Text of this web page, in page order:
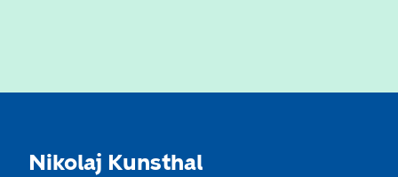
Nikolaj Kunsthal